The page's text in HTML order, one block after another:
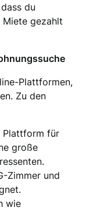
du
gezahlt
Plattformen,
Zu den
Plattform für
große
Zimmer und
wie